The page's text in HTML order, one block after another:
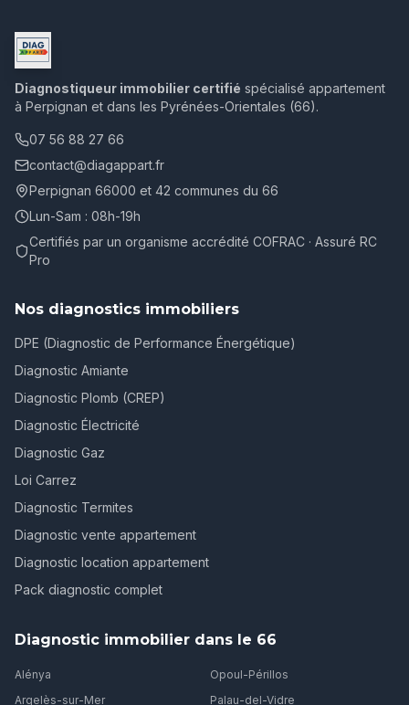
Diagnostiqueur immobilier certifié spécialisé appartement
à Perpignan et dans les Pyrénées-Orientales (66).
07 56 88 27 66
contact@diagappart.fr
Perpignan 66000 et 42 communes du 66
Lun-Sam : 08h-19h
Certifiés par un organisme accrédité COFRAC · Assuré RC
Pro
Nos diagnostics immobiliers
DPE (Diagnostic de Performance Énergétique)
Diagnostic Amiante
Diagnostic Plomb (CREP)
Diagnostic Électricité
Diagnostic Gaz
Loi Carrez
Diagnostic Termites
Diagnostic vente appartement
Diagnostic location appartement
Pack diagnostic complet
Diagnostic immobilier dans le 66
Alénya
Argelès-sur-Mer
Opoul-Périllos
Palau-del-Vidre